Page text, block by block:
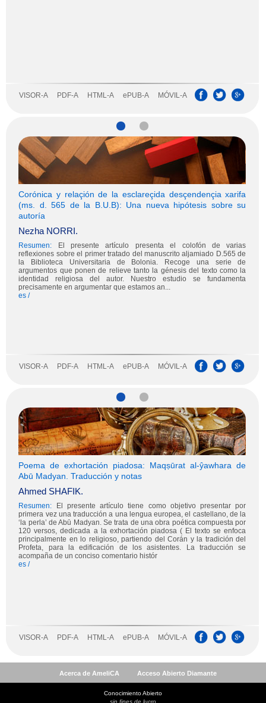
Acerca de AmeliCA Acceso Abierto Diamante
Conocimiento Abierto
sin fines de lucro